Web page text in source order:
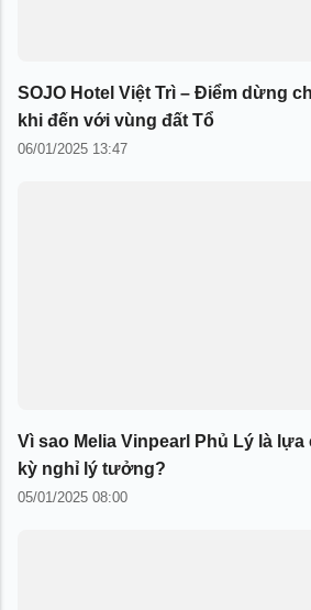
SOJO Hotel Việt Trì – Điểm dừng
khi đến với vùng đất Tổ
06/01/2025 13:47
Vì sao Melia Vinpearl Phủ Lý là
kỳ nghỉ lý tưởng?
05/01/2025 08:00